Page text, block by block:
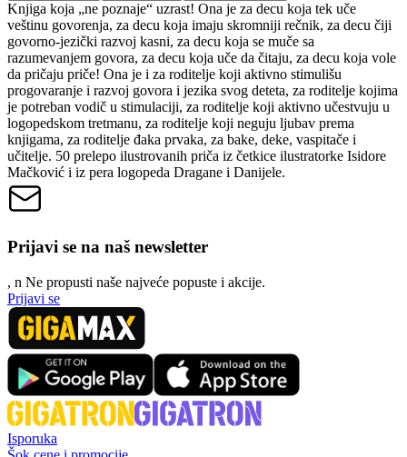
Knjiga koja „ne poznaje“ uzrast! Ona je za decu koja tek uče
veštinu govorenja, za decu koja imaju skromniji rečnik, za decu čiji
govorno-jezički razvoj kasni, za decu koja se muče sa
razumevanjem govora, za decu koja uče da čitaju, za decu koja vole
da pričaju priče! Ona je i za roditelje koji aktivno stimulišu
progovaranje i razvoj govora i jezika svog deteta, za roditelje kojima
je potreban vodič u stimulaciji, za roditelje koji aktivno učestvuju u
logopedskom tretmanu, za roditelje koji neguju ljubav prema
knjigama, za roditelje đaka prvaka, za bake, deke, vaspitače i
učitelje. 50 prelepo ilustrovanih priča iz četkice ilustratorke Isidore
Mačković i iz pera logopeda Dragane i Danijele.
Prijavi se na naš newsletter
, n Ne propusti naše najveće popuste i akcije.
Prijavi se
Isporuka